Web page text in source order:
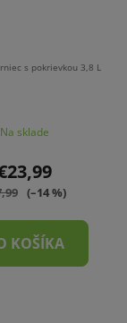
s pokrievkou 3,8 L
Na sklade
(–14 %)
KOŠÍKA